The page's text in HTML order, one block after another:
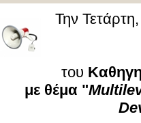
Την
του
με θέμα "